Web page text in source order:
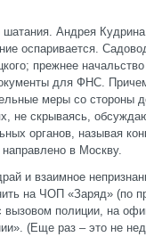
Андрея
оспаривается.
прежнее начальство
для ФНС.
меры со стороны
не скрываясь,
органов, называя
направлено в Москву.
и взаимное
на ЧОП «Заряд» (по
полиции, на
(Еще раз – это не